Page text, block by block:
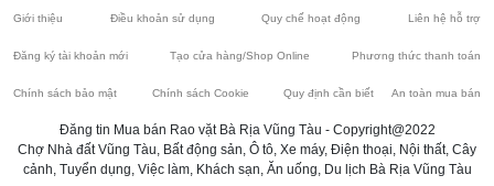
Giới thiệu Điều khoản sử dụng Quy chế hoạt động Liên hệ hỗ trợ
Đăng ký tài khoản mới Tạo cửa hàng/Shop Online Phương thức thanh toán
Chính sách bảo mật Chính sách Cookie Quy định cần biết An toàn mua bán
Đăng tin Mua bán Rao vặt Bà Rịa Vũng Tàu - Copyright@2022
Chợ Nhà đất Vũng Tàu, Bất động sản, Ô tô, Xe máy, Điện thoại, Nội thất, Cây
cảnh, Tuyển dụng, Việc làm, Khách sạn, Ăn uống, Du lịch Bà Rịa Vũng Tàu